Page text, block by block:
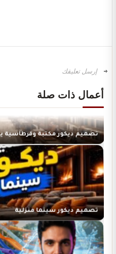
أعمال ذات صلة
تصميم ديكور محل ألعاب أطفال
تصميم ديكور مكتبة وقرطاسية
تصميم ديكور سينما منزلية